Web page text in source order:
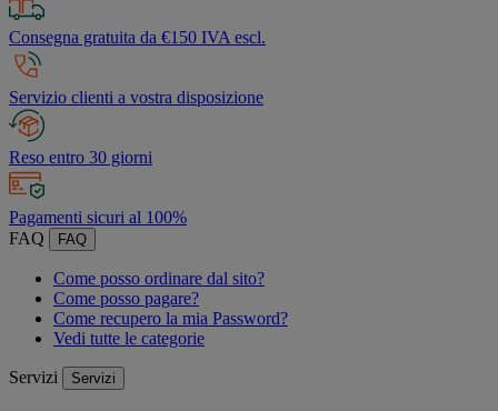
Consegna gratuita da €150 IVA escl.
Servizio clienti a vostra disposizione
Reso entro 30 giorni
Pagamenti sicuri al 100%
FAQ
FAQ
Come posso ordinare dal sito?
Come posso pagare?
Come recupero la mia Password?
Vedi tutte le categorie
Servizi Servizi